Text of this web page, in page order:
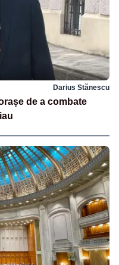
Darius Stănescu
de a combate